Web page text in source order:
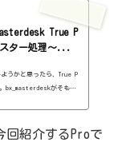
True P
ター処理～...
うかと思ったら、True P
bx_masterdeskがそもそ
のTrue Peakが出て、Pr
回紹介するProで